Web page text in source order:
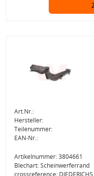
Art.Nr.:
Hersteller:
Teilenummer:
EAN-Nr.:
Artikelnummer: 3804661
Blechart: Scheinwerferrand
crossreference: